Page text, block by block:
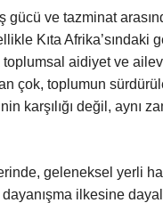
gücü ve tazminat
Kıta
toplumsal aidiyet ve
çok, toplumun
karşılığı değil, aynı
geleneksel yerli
ilkesine